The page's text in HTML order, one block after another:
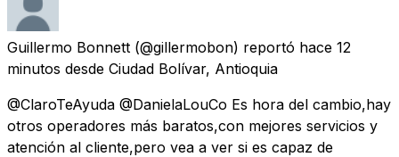
Guillermo Bonnett (@gillermobon) reportó hace 12
minutos desde Ciudad Bolívar, Antioquia
@ClaroTeAyuda @DanielaLouCo Es hora del cambio,hay
otros operadores más baratos,con mejores servicios y
atención al cliente,pero vea a ver si es capaz de